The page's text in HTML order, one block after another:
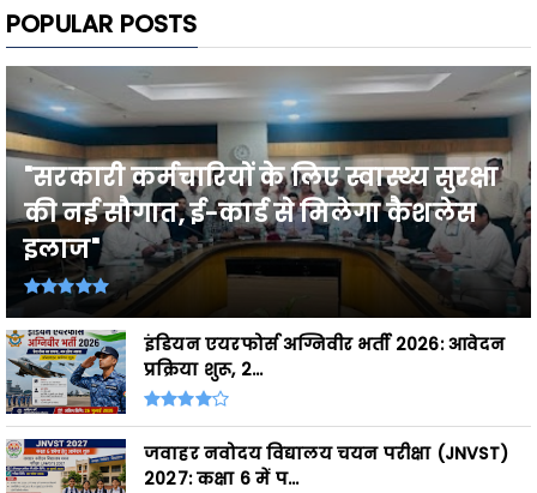
POPULAR POSTS
"सरकारी कर्मचारियों के लिए स्वास्थ्य सुरक्षा
की नई सौगात, ई-कार्ड से मिलेगा कैशलेस
इलाज"
इंडियन एयरफोर्स अग्निवीर भर्ती 2026: आवेदन
प्रक्रिया शुरू, 2...
जवाहर नवोदय विद्यालय चयन परीक्षा (JNVST)
2027: कक्षा 6 में प...